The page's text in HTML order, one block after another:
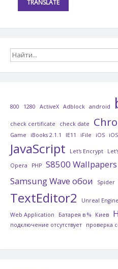
800 1280 ActiveX Adblock android
check certificate check date
Game
iBooks 2.1.1 IE11 iFile iOS
JavaScript Let's Encrypt
Opera
PHP S8500 Wallpapers
Samsung Wave обои Spider
TextEditor2 Unreal
Web Application
Батарея в % Киев
подключение отсутствует
проверка